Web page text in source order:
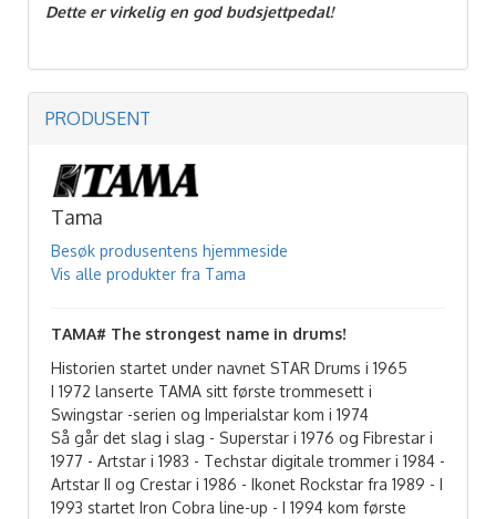
Dette er virkelig en god budsjettpedal!
PRODUSENT
Tama
Besøk produsentens hjemmeside
Vis alle produkter fra Tama
TAMA# The strongest name in drums!
Historien startet under navnet STAR Drums i 1965
I 1972 lanserte TAMA sitt første trommesett i
Swingstar -serien og Imperialstar kom i 1974
Så går det slag i slag - Superstar i 1976 og Fibrestar i
1977 - Artstar i 1983 - Techstar digitale trommer i 1984 -
Artstar II og Crestar i 1986 - Ikonet Rockstar fra 1989 - I
1993 startet Iron Cobra line-up - I 1994 kom første